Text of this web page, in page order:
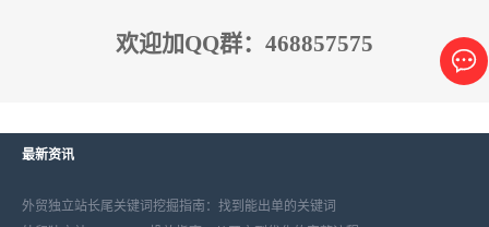
欢迎加QQ群：468857575
最新资讯
外贸独立站长尾关键词挖掘指南：找到能出单的关键词